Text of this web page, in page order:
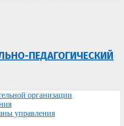
ПЕДАГОГИЧЕСКИЙ
организации
управления